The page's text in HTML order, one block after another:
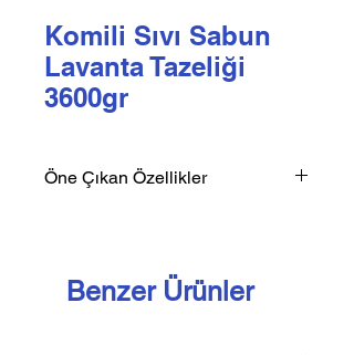
Komili Sıvı Sabun
Lavanta Tazeliği
3600gr
Öne Çıkan Özellikler
Kurtulun
Benzer Ürünler